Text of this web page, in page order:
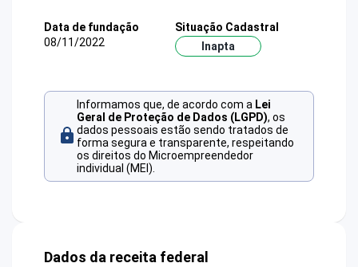
Data de fundação
08/11/2022
Situação Cadastral
Inapta
Informamos que, de acordo com a Lei
Geral de Proteção de Dados (LGPD), os
dados pessoais estão sendo tratados de
forma segura e transparente, respeitando
os direitos do Microempreendedor
individual (MEI).
Dados da receita federal